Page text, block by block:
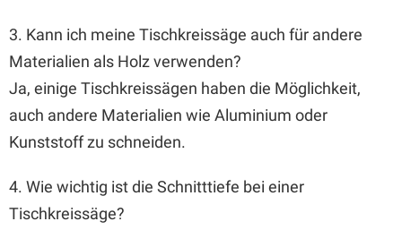
3. Kann ich meine Tischkreissäge auch für andere
Materialien als Holz verwenden?
Ja, einige Tischkreissägen haben die Möglichkeit,
auch andere Materialien wie Aluminium oder
Kunststoff zu schneiden.
4. Wie wichtig ist die Schnitttiefe bei einer
Tischkreissäge?